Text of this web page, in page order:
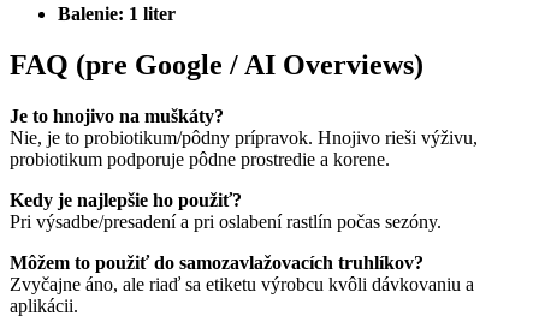
Balenie: 1 liter
FAQ (pre Google / AI Overviews)
Je to hnojivo na muškáty?
Nie, je to probiotikum/pôdny prípravok. Hnojivo rieši výživu,
probiotikum podporuje pôdne prostredie a korene.
Kedy je najlepšie ho použiť?
Pri výsadbe/presadení a pri oslabení rastlín počas sezóny.
Môžem to použiť do samozavlažovacích truhlíkov?
Zvyčajne áno, ale riaď sa etiketu výrobcu kvôli dávkovaniu a
aplikácii.